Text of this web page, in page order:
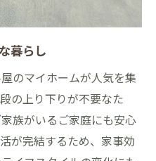
暮らし
のマイホームが人気を集
の上り下りが不要なた
族がいるご家庭にも安心
が完結するため、家事効